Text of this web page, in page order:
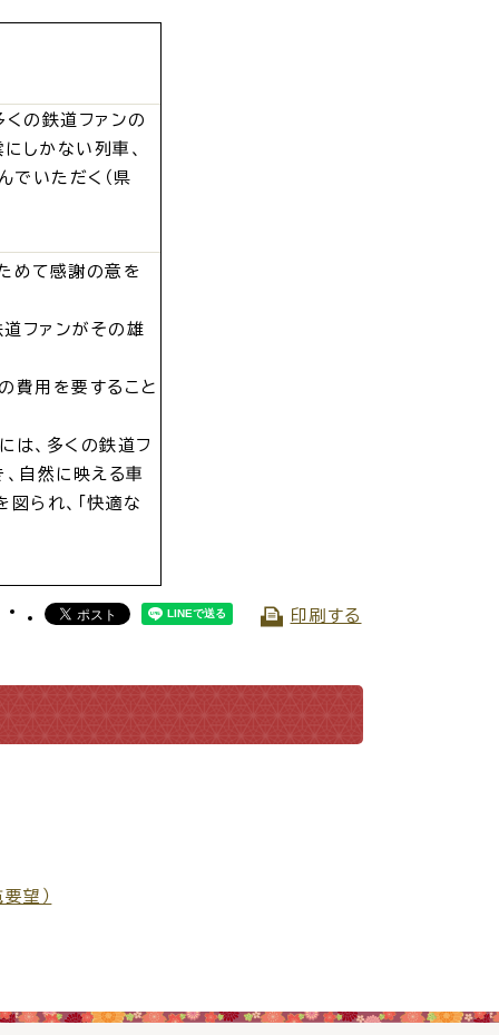
入学
ケガ
イクル
通 公共施設
ロード
くの鉄道ファンの
しかない列車、
でいただく（県
めて感謝の意を
道ファンがその雄
費用を要すること
は、多くの鉄道フ
、自然に映える車
られ、「快適な
印刷する
望）